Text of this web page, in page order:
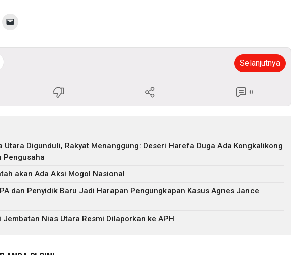
Selanjutnya
0
Utara Digunduli, Rakyat Menanggung: Deseri Harefa Duga Ada Kongkalikong
Pengusaha
akan Ada Aksi Mogol Nasional
dan Penyidik Baru Jadi Harapan Pengungkapan Kasus Agnes Jance
Jembatan Nias Utara Resmi Dilaporkan ke APH